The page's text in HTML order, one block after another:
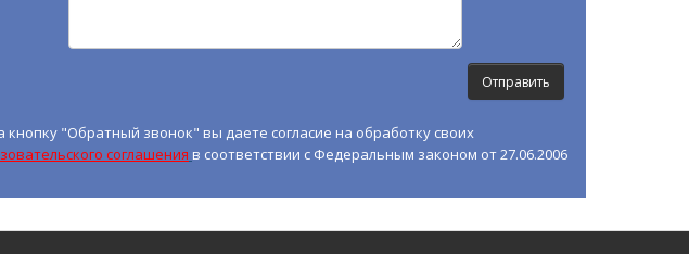
"Обратный звонок" вы даете согласие на обработку своих
соглашения в соответствии с Федеральным законом от 27.06.2006